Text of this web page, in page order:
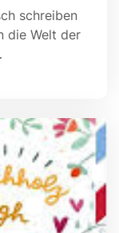
schreiben
die Welt der